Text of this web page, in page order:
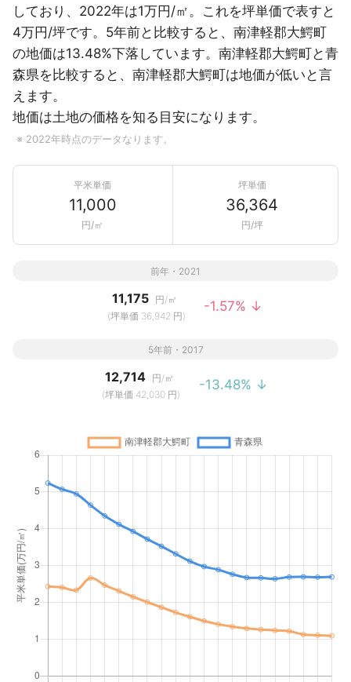
しており、2022年は1万円/㎡。これを坪単価で表すと
4万円/坪です。5年前と比較すると、南津軽郡大鰐町
の地価は13.48%下落しています。南津軽郡大鰐町と青
森県を比較すると、南津軽郡大鰐町は地価が低いと言
えます。
地価は土地の価格を知る目安になります。
※ 2022年時点のデータなります。
平米単価
11,000
円/㎡
坪単価
36,364
円/坪
前年・2021
11,175 円/㎡
(坪単価 36,942 円)
-1.57% ↓
5年前・2017
12,714 円/㎡
(坪単価 42,030 円)
-13.48% ↓